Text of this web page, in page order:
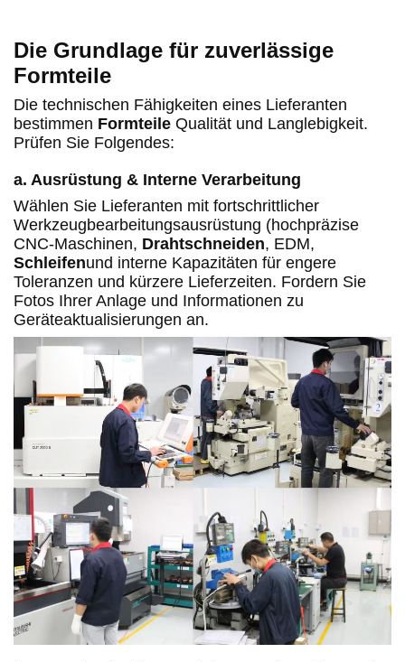
Die Grundlage für zuverlässige
Formteile
Die technischen Fähigkeiten eines Lieferanten
bestimmen Formteile Qualität und Langlebigkeit.
Prüfen Sie Folgendes:
a. Ausrüstung & Interne Verarbeitung
Wählen Sie Lieferanten mit fortschrittlicher
Werkzeugbearbeitungsausrüstung (hochpräzise
CNC-Maschinen, Drahtschneiden, EDM,
Schleifenund interne Kapazitäten für engere
Toleranzen und kürzere Lieferzeiten. Fordern Sie
Fotos Ihrer Anlage und Informationen zu
Geräteaktualisierungen an.